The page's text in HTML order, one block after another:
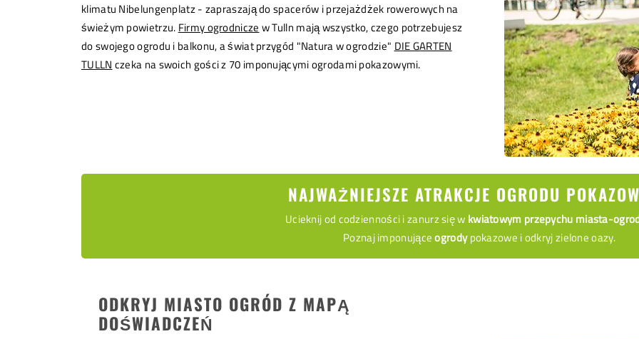
klimatu Nibelungenplatz - zapraszają do spacerów i przejażdżek rowerowych na
świeżym powietrzu. Firmy ogrodnicze w Tulln mają wszystko, czego potrzebujesz
do swojego ogrodu i balkonu, a świat przygód "Natura w ogrodzie" DIE GARTEN
TULLN czeka na swoich gości z 70 imponującymi ogrodami pokazowymi.
NAJWAŻNIEJSZE ATRAKCJE OGRODU
Ucieknij od codzienności i zanurz się w kwiatowym przepychu miasta-
Poznaj imponująceogrodypokazowe i odkryj zielone oazy.
ODKRYJ MIASTO OGRÓD Z MAPĄ
DOŚWIADCZEŃ